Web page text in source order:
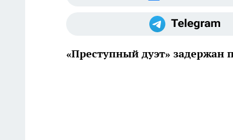
«Преступный дуэт» задержан